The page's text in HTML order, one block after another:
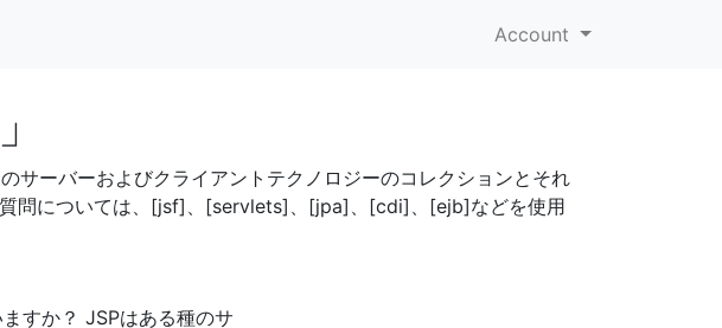
Account
ーバーおよびクライアントテクノロジーのコレクションとそれ
質問については、[jsf]、[servlets]、[jpa]、[cdi]、[ejb]などを使用
すか？ JSPはある種のサ